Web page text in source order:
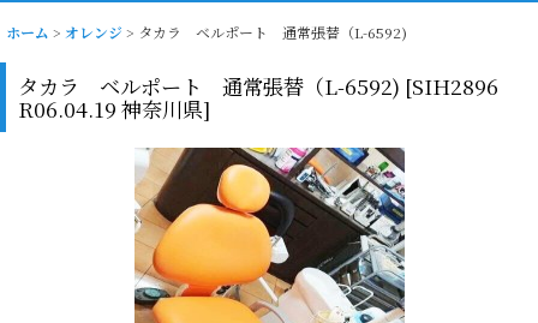
ホーム > オレンジ > タカラ ベルポート 通常張替（L-6592)
タカラ ベルポート 通常張替（L-6592) [SIH2896
R06.04.19 神奈川県]